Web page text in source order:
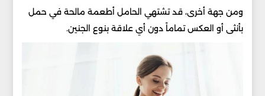
ومن جهة أخرى، قد تشتهي الحامل أطعمة مالحة في حمل
بأنثى أو العكس تماماً دون أي علاقة بنوع الجنين.